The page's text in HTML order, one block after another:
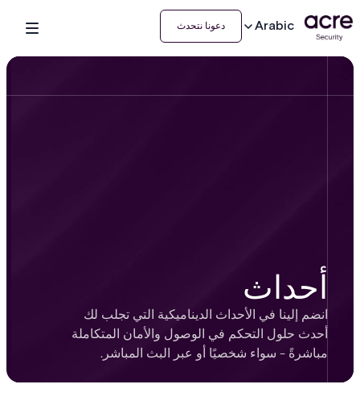
Arabic دعونا نتحدث
أحداث
انضم إلينا في الأحداث الديناميكية التي تجلب لك
أحدث حلول التحكم في الوصول والأمان المتكاملة
مباشرةً - سواء شخصيًا أو عبر البث المباشر.